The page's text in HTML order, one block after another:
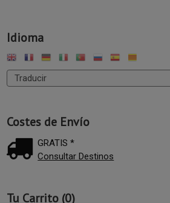
Idioma
Costes de Envío
GRATIS *
Consultar Destinos
Tu Carrito (0)